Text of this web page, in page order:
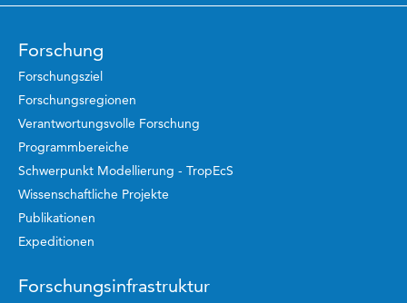
Forschung
Forschungsziel
Forschungsregionen
Verantwortungsvolle Forschung
Programmbereiche
Schwerpunkt Modellierung - TropEcS
Wissenschaftliche Projekte
Publikationen
Expeditionen
Forschungsinfrastruktur